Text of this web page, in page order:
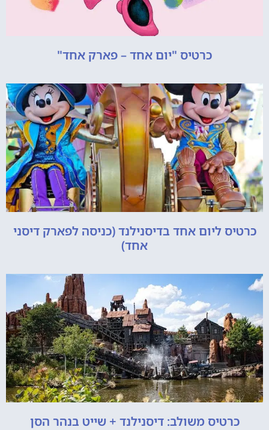
כרטיס "יום אחד – פארק אחד"
כרטיס ליום אחד בדיסנילנד (כניסה לפארק דיסני
אחד)
כרטיס משולב: דיסנילנד + שייט בנהר הסן